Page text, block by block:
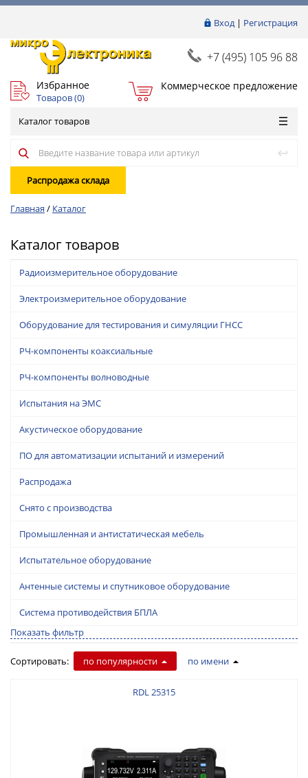
Вход| Регистрация
+7 (495) 105 96 88
Избранное
Товаров (0)
Коммерческое предложение
Каталог товаров
Распродажа склада
Главная / Каталог
Каталог товаров
Радиоизмерительное оборудование
Электроизмерительное оборудование
Оборудование для тестирования и симуляции ГНСС
РЧ-компоненты коаксиальные
РЧ-компоненты волноводные
Испытания на ЭМС
Акустическое оборудование
ПО для автоматизации испытаний и измерений
Распродажа
Снято с производства
Промышленная и антистатическая мебель
Испытательное оборудование
Антенные системы и спутниковое оборудование
Система противодействия БПЛА
Показать фильтр
Сортировать: по популярности по имени
RDL 25315